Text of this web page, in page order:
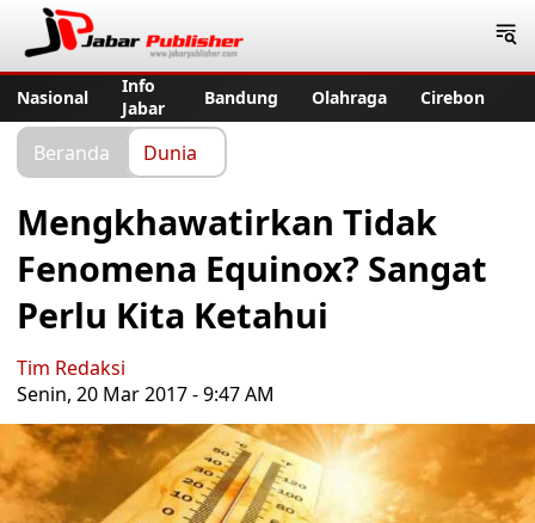
Nasional
Info
Jabar
Bandung Olahraga Cirebon
Beranda Dunia
Mengkhawatirkan Tidak
Fenomena Equinox? Sangat
Perlu Kita Ketahui
Tim Redaksi
Senin, 20 Mar 2017 - 9:47 AM